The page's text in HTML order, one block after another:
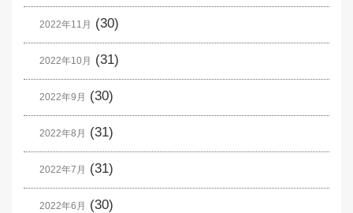
2022年11月 (30)
2022年10月 (31)
2022年9月 (30)
2022年8月 (31)
2022年7月 (31)
2022年6月 (30)